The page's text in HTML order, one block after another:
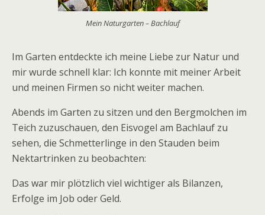
Mein Naturgarten – Bachlauf
Im Garten entdeckte ich meine Liebe zur Natur und
mir wurde schnell klar: Ich konnte mit meiner Arbeit
und meinen Firmen so nicht weiter machen.
Abends im Garten zu sitzen und den Bergmolchen im
Teich zuzuschauen, den Eisvogel am Bachlauf zu
sehen, die Schmetterlinge in den Stauden beim
Nektartrinken zu beobachten:
Das war mir plötzlich viel wichtiger als Bilanzen,
Erfolge im Job oder Geld.